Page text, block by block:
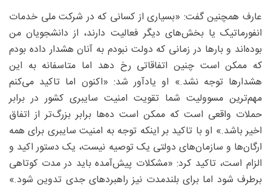
عارف همچنین گفت: «بسیاری از کسانی که در شرکت ملی خدمات
انفورماتیک یا بخش‌های دیگر فعالیت دارند، از دانشجویان من
بوده‌اند و بارها در زمانی که دولت نبودم به آنان هشدار داده بودم
که ممکن است چنین اتفاقاتی رخ دهد اما متاسفانه به این
هشدارها توجه نشد.» او یادآور شد: «اکنون اما تاکید می‌کنم
مهم‌ترین مسوولیت شما تقویت امنیت سایبری کشور در برابر
حملات واقعی است که ممکن است ده‌ها برابر بزرگ‌تر از اتفاق
اخیر باشد.» او با تاکید بر اینکه توجه به امنیت سایبری برای همه
ارگان‌ها و سازمان‌های دولتی یک توصیه نیست، یک دستور اکید و
الزام است، تاکید کرد: «مشکلات پیش‌آمده باید در مدت کوتاهی
برطرف شود اما برای بلندمدت نیز راهبردهای جدی تدوین شود.»